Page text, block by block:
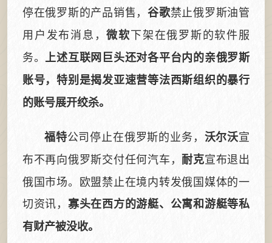
停在俄罗斯的产品销售，谷歌禁止俄罗斯油管
用户发布消息，微软下架在俄罗斯的软件服
务。 上述互联网巨头还对各平台内的亲俄罗斯
账号，特别是揭发亚速营等法西斯组织的暴行
的账号展开绞杀。
福特公司停止在俄罗斯的业务， 沃尔沃宣
布不再向俄罗斯交付任何汽车，耐克宣布退出
俄国市场。欧盟禁止在境内转发俄国媒体的一
切资讯， 寡头在西方的游艇、公寓和游艇等私
有财产被没收。